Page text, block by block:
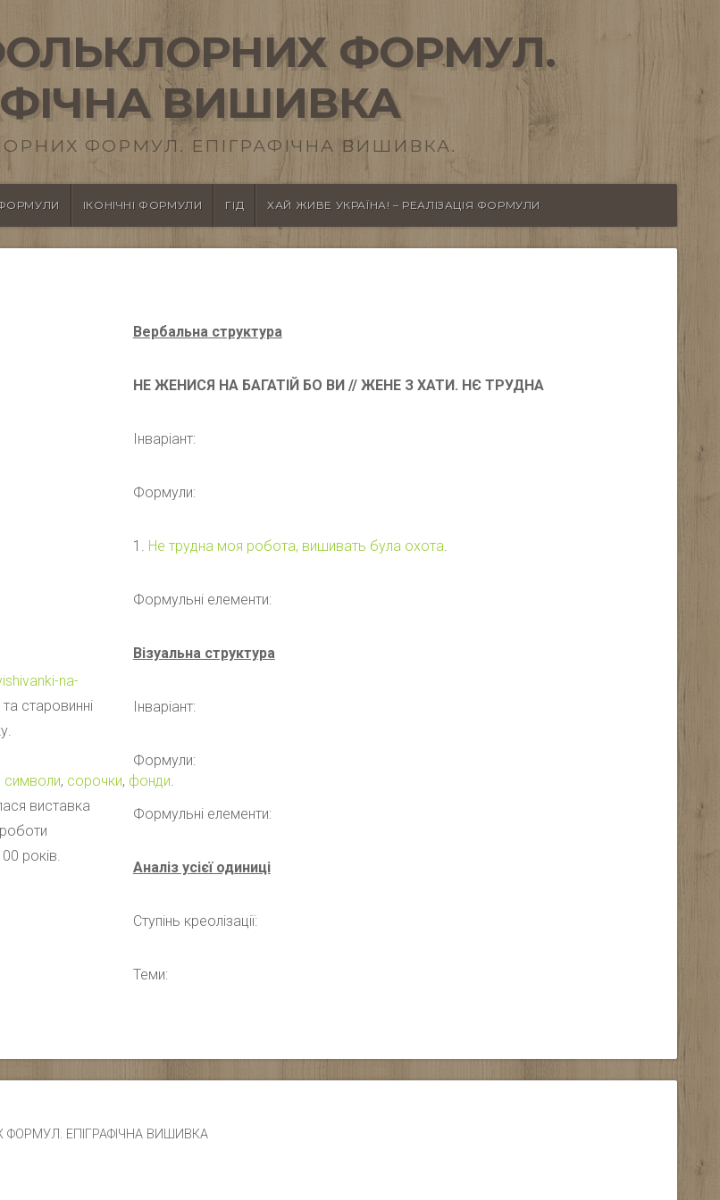
ФОРМУЛ.
ВИШИВКА
ФОРМУЛ. ЕПІГРАФІЧНА ВИШИВКА.
ІКОНІЧНІ ФОРМУЛИ ГІД ХАЙ ЖИВЕ УКРАЇНА! – РЕАЛІЗАЦІЯ ФОРМУЛИ
na-
старовинні
символи, сорочки, фонди.
виставка
років.
Вербальна структура
НЕ ЖЕНИСЯ НА БАГАТІЙ БО ВИ // ЖЕНЕ З ХАТИ. НЄ ТРУДНА
Інваріант:
Формули:
1. Не трудна моя робота, вишивать була охота.
Формульні елементи:
Візуальна структура
Інваріант:
Формули:
Формульні елементи:
Аналіз усієї одиниці
Ступінь креолізації:
Теми:
ФОРМУЛ. ЕПІГРАФІЧНА ВИШИВКА